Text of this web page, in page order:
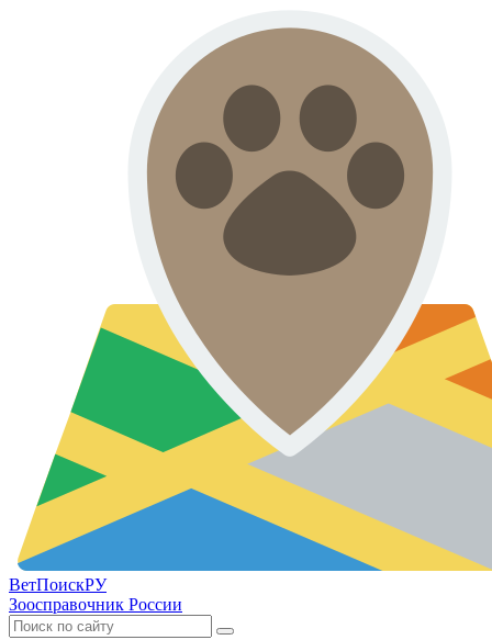
ВетПоискРУ
Зоосправочник России